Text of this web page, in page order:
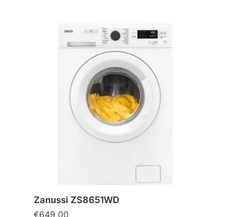
Zanussi ZS8651WD
€649,00